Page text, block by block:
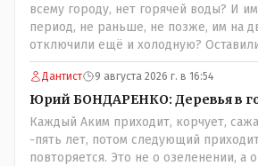
всему городу, нет горячей воды? И
период, не раньше, не позже, им на
отключили ещё и холодную?
вообще без воды?
Дантист 9 августа 2026 г. в 16:54
Юрий БОНДАРЕНКО: Деревья в
Каждый Аким приходит, корчует,
-пять лет, потом следующий
повторяется. Это не о озеленении, а